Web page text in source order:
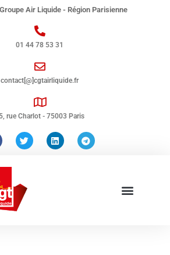
Air Liquide - Région Parisienne
01 44 78 53 31
contact[@]cgtairliquide.fr
rue Charlot - 75003 Paris